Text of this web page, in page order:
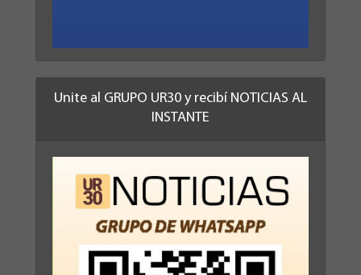
Unite al GRUPO UR30 y recibí NOTICIAS AL
INSTANTE